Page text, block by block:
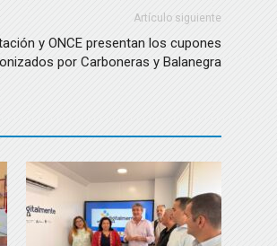
Artículo siguiente
y ONCE presentan los cupones
por Carboneras y Balanegra